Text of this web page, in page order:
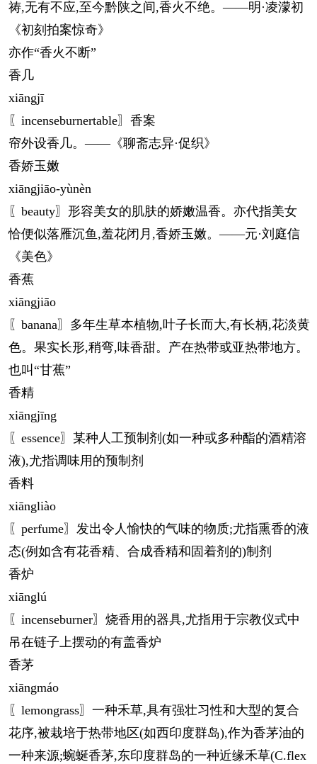
祷,无有不应,至今黔陕之间,香火不绝。——明·凌濛初
《初刻拍案惊奇》
亦作“香火不断”
香几
xiāngjī
〖incenseburnertable〗香案
帘外设香几。——《聊斋志异·促织》
香娇玉嫩
xiāngjiāo-yùnèn
〖beauty〗形容美女的肌肤的娇嫩温香。亦代指美女
恰便似落雁沉鱼,羞花闭月,香娇玉嫩。——元·刘庭信
《美色》
香蕉
xiāngjiāo
〖banana〗多年生草本植物,叶子长而大,有长柄,花淡黄
色。果实长形,稍弯,味香甜。产在热带或亚热带地方。
也叫“甘蕉”
香精
xiāngjīng
〖essence〗某种人工预制剂(如一种或多种酯的酒精溶
液),尤指调味用的预制剂
香料
xiāngliào
〖perfume〗发出令人愉快的气味的物质;尤指熏香的液
态(例如含有花香精、合成香精和固着剂的)制剂
香炉
xiānglú
〖incenseburner〗烧香用的器具,尤指用于宗教仪式中
吊在链子上摆动的有盖香炉
香茅
xiāngmáo
〖lemongrass〗一种禾草,具有强壮习性和大型的复合
花序,被栽培于热带地区(如西印度群岛),作为香茅油的
一种来源;蜿蜒香茅,东印度群岛的一种近缘禾草(C.flex